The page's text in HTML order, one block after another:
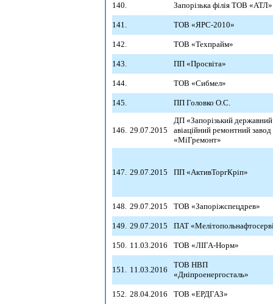
140. Запорізька філія ТОВ «АТЛ»
141. ТОВ «ЯРС-2010»
142. ТОВ «Техпрайм»
143. ПП «Просвіта»
144. ТОВ «Сибмел»
145. ПП Головко О.С.
146. 29.07.2015
ДП «Запорізький державний
авіаційний ремонтний завод
«МіГремонт»
147. 29.07.2015 ПП «АктивТоргКріп»
148. 29.07.2015 ТОВ «Запоріжспецдрев»
149. 29.07.2015 ПАТ
150. 11.03.2016 ТОВ «ЛІГА-Норм»
151. 11.03.2016
ТОВ НВП
«Дніпроенергосталь»
152. 28.04.2016 ТОВ «ЕРДГАЗ»